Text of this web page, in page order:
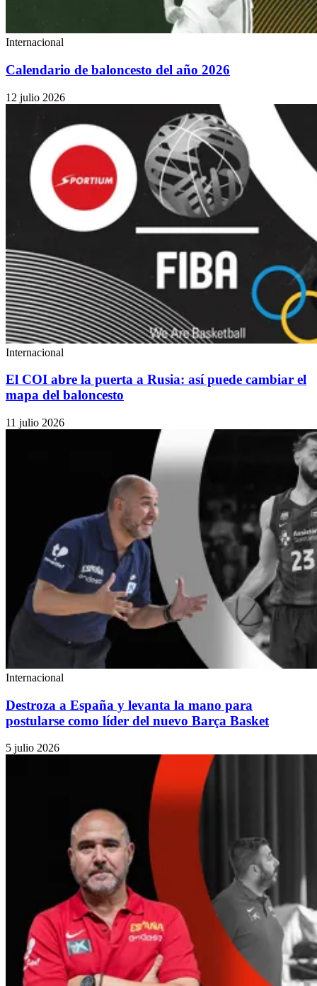
Internacional
Calendario de baloncesto del año 2026
12 julio 2026
Internacional
El COI abre la puerta a Rusia: así puede cambiar el
mapa del baloncesto
11 julio 2026
Internacional
Destroza a España y levanta la mano para
postularse como líder del nuevo Barça Basket
5 julio 2026